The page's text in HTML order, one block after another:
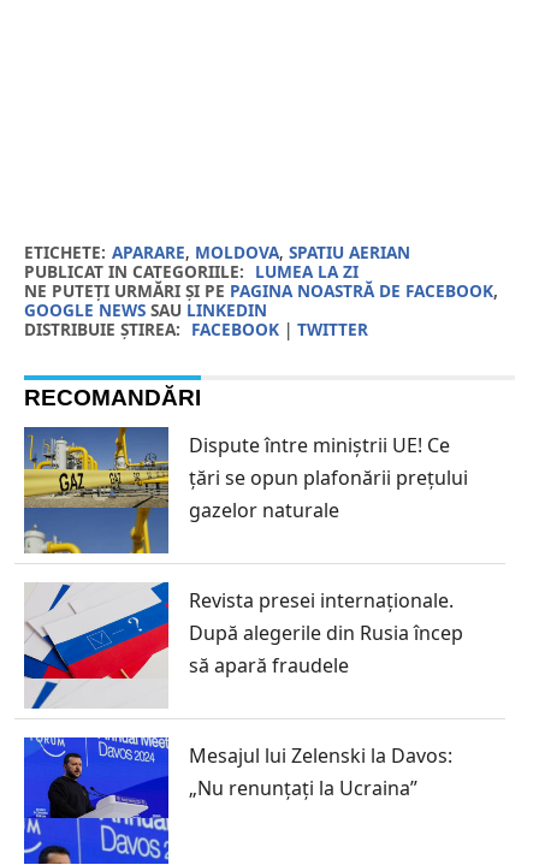
ETICHETE: APARARE, MOLDOVA, SPATIU AERIAN
PUBLICAT IN CATEGORIILE: LUMEA LA ZI
NE PUTEȚI URMĂRI ȘI PE PAGINA NOASTRĂ DE FACEBOOK,
GOOGLE NEWSSAU LINKEDIN
DISTRIBUIE ȘTIREA: FACEBOOK| TWITTER
RECOMANDĂRI
Dispute între miniștrii UE! Ce
țări se opun plafonării prețului
gazelor naturale
Revista presei internaționale.
După alegerile din Rusia încep
să apară fraudele
Mesajul lui Zelenski la Davos:
„Nu renunțați la Ucraina”